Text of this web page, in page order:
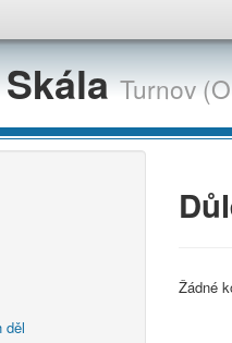
Turnov
děl
Žádné